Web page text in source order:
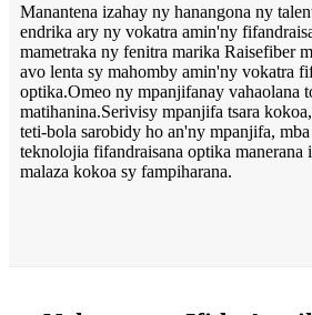
Manantena izahay ny hanangona ny
endrika ary ny vokatra amin'ny
mametraka ny fenitra marika Raisefiber
avo lenta sy mahomby amin'ny vokatra
optika.Omeo ny mpanjifanay vahaolana
matihanina.Serivisy mpanjifa tsara
teti-bola sarobidy ho an'ny mpanjifa,
teknolojia fifandraisana optika manerana
malaza kokoa sy fampiharana.